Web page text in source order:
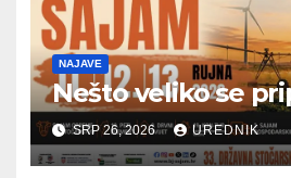
NAJAVE
Nešto veliko se
SRP 26, 2026 UREDNIK